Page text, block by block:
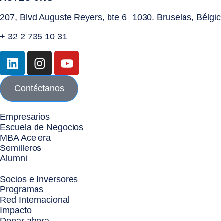
207, Blvd Auguste Reyers, bte 6 1030. Bruselas,
+ 32 2 735 10 31
Contáctanos
Empresarios
Escuela de Negocios
MBA Acelera
Semilleros
Alumni
Socios e Inversores
Programas
Red Internacional
Impacto